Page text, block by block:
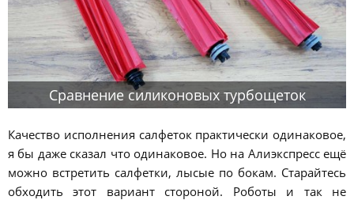
Сравнение силиконовых турбощеток
Качество исполнения салфеток практически одинаковое,
я бы даже сказал что одинаковое. Но на Алиэкспресс ещё
можно встретить салфетки, лысые по бокам. Старайтесь
обходить этот вариант стороной. Роботы и так не